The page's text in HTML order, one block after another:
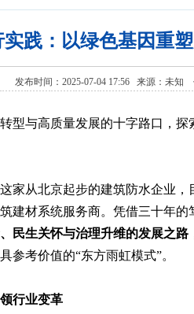
践：以绿色基因重
发布时间：2025-07-04 17:56 来源： 未知
型与高质量发展的十字路口，
家从北京起步的建筑防水企业
建材系统服务商。凭借三十年
民生关怀与治理升维的发展之路
参考价值的“东方雨虹模式”。
行业变革